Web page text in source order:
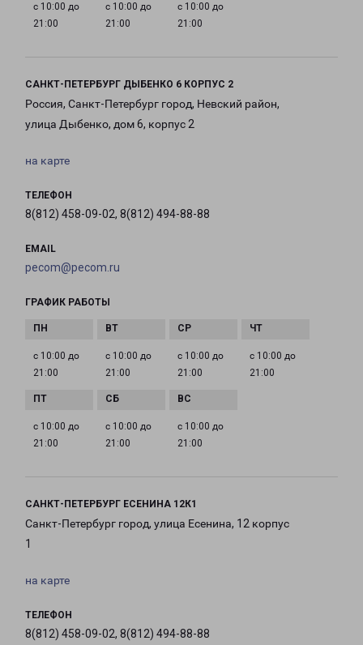
с 10:00 до
21:00
с 10:00 до
21:00
с 10:00 до
21:00
САНКТ-ПЕТЕРБУРГ ДЫБЕНКО 6 КОРПУС 2
Россия, Санкт-Петербург город, Невский район,
улица Дыбенко, дом 6, корпус 2
на карте
ТЕЛЕФОН
8(812) 458-09-02, 8(812) 494-88-88
EMAIL
pecom@pecom.ru
ГРАФИК РАБОТЫ
с 10:00 до
21:00
с 10:00 до
21:00
с 10:00 до
21:00
с 10:00 до
21:00
с 10:00 до
21:00
с 10:00 до
21:00
с 10:00 до
21:00
САНКТ-ПЕТЕРБУРГ ЕСЕНИНА 12К1
Санкт-Петербург город, улица Есенина, 12 корпус
1
на карте
ТЕЛЕФОН
8(812) 458-09-02, 8(812) 494-88-88